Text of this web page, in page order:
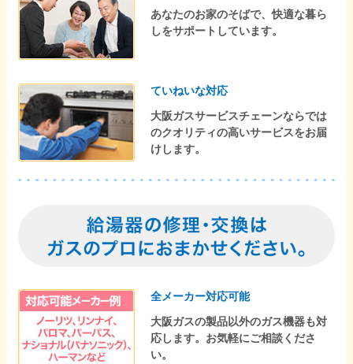
あなたのお家のそばで、快適な暮ら
しをサポートしています。
ていねいな対応
大阪ガスサービスチェーンならでは
のクオリティの高いサービスをお届
けします。
全メーカー対応可能
大阪ガスの製品以外のガス機器も対
応します。お気軽にご相談くださ
い。